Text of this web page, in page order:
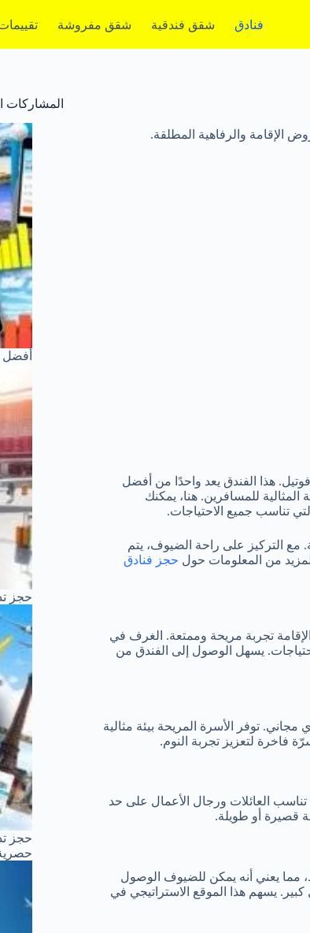
فنادق شقق فندقية شقق مفروشة
الإقامة والرفاهية المطلقة.
هذا الفندق يعد واحدًا من أفضل
للمسافرين. هنا، يمكنك
تناسب جميع الاحتياجات.
مع التركيز على راحة الضيوف، يتم
من المعلومات حول حجز فنادق
تجربة مريحة وممتعة. الغرف في
يسهل الوصول إلى الفندق من
توفر الأسرة المريحة بيئة مثالية
فاخرة لتعزيز تجربة النوم.
العائلات ورجال الأعمال على حد
قصيرة أو طويلة.
سهلاً إلى وسائل النقل المتاحة. فمحطة الباص تبعد 100 متر فقط، مما يعني أنه يمكن للضيوف الوصول
300 متر، مما يسهل التنقل بشكل كبير. يسهم هذا الموقع الاستراتيجي في
المشاركات
حجز
حجز